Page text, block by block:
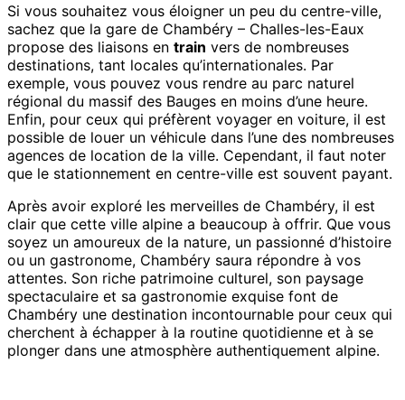
Si vous souhaitez vous éloigner un peu du centre-ville,
sachez que la gare de Chambéry – Challes-les-Eaux
propose des liaisons en train vers de nombreuses
destinations, tant locales qu’internationales. Par
exemple, vous pouvez vous rendre au parc naturel
régional du massif des Bauges en moins d’une heure.
Enfin, pour ceux qui préfèrent voyager en voiture, il est
possible de louer un véhicule dans l’une des nombreuses
agences de location de la ville. Cependant, il faut noter
que le stationnement en centre-ville est souvent payant.
Après avoir exploré les merveilles de Chambéry, il est
clair que cette ville alpine a beaucoup à offrir. Que vous
soyez un amoureux de la nature, un passionné d’histoire
ou un gastronome, Chambéry saura répondre à vos
attentes. Son riche patrimoine culturel, son paysage
spectaculaire et sa gastronomie exquise font de
Chambéry une destination incontournable pour ceux qui
cherchent à échapper à la routine quotidienne et à se
plonger dans une atmosphère authentiquement alpine.